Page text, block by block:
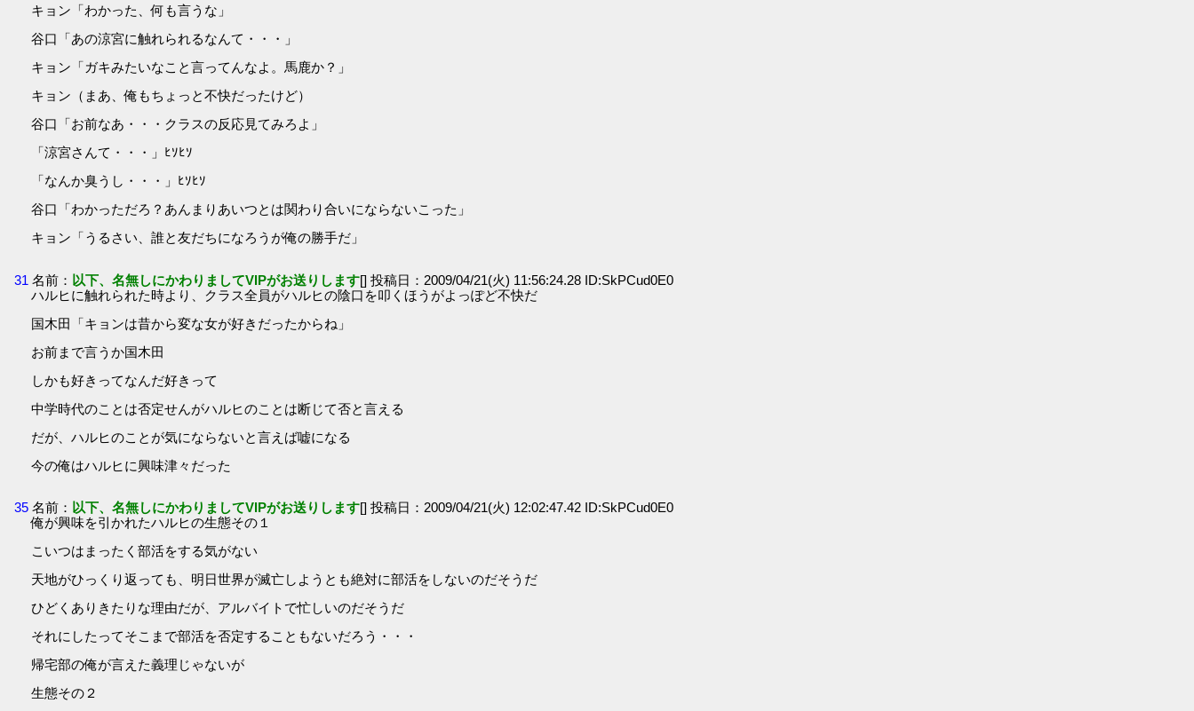
キョン「わかった、何も言うな」
谷口「あの涼宮に触れられるなんて・・・」
キョン「ガキみたいなこと言ってんなよ。馬鹿か？」
キョン（まあ、俺もちょっと不快だったけど）
谷口「お前なあ・・・クラスの反応見てみろよ」
「涼宮さんて・・・」ﾋｿﾋｿ
「なんか臭うし・・・」ﾋｿﾋｿ
谷口「わかっただろ？あんまりあいつとは関わり合いにならないこった」
キョン「うるさい、誰と友だちになろうが俺の勝手だ」
31 名前： 以下、名無しにかわりましてVIPがお送りします[] 投稿日：2009/04/21(火) 11:56:24.28 ID:SkPCud0E0
ハルヒに触れられた時より、クラス全員がハルヒの陰口を叩くほうがよっぽど不快だ
国木田「キョンは昔から変な女が好きだったからね」
お前まで言うか国木田
しかも好きってなんだ好きって
中学時代のことは否定せんがハルヒのことは断じて否と言える
だが、ハルヒのことが気にならないと言えば嘘になる
今の俺はハルヒに興味津々だった
35 名前： 以下、名無しにかわりましてVIPがお送りします[] 投稿日：2009/04/21(火) 12:02:47.42 ID:SkPCud0E0
俺が興味を引かれたハルヒの生態その１
こいつはまったく部活をする気がない
天地がひっくり返っても、明日世界が滅亡しようとも絶対に部活をしないのだそうだ
ひどくありきたりな理由だが、アルバイトで忙しいのだそうだ
それにしたってそこまで部活を否定することもないだろう・・・
帰宅部の俺が言えた義理じゃないが
生態その２